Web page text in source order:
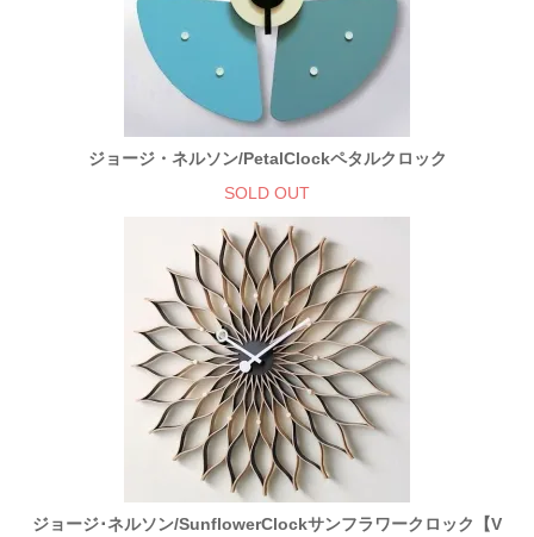
ジョージ・ネルソン/PetalClockペタルクロック
SOLD OUT
ジョージ･ネルソン/SunflowerClockサンフラワークロック【V